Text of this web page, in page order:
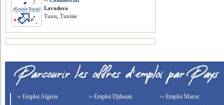
Lavadora
Tunis, Tunisie
›› Emploi Algérie
›› Emploi Djibouti
›› Emploi Maroc